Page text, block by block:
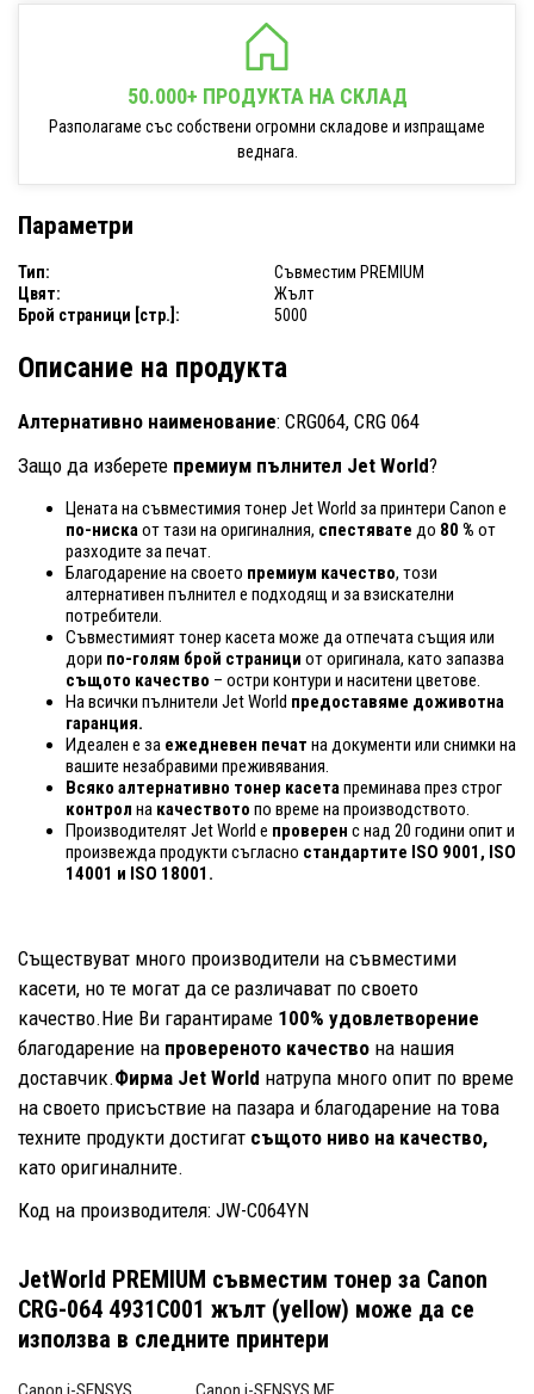
50.000+ ПРОДУКТА НА СКЛАД
Разполагаме със собствени огромни складове и изпращаме
веднага.
Параметри
Тип:
Съвместим PREMIUM
Цвят:
Жълт
Брой страници [стр.]:
5000
Описание на продукта
Алтернативно наименование: CRG064, CRG 064
Защо да изберете премиум пълнител Jet World?
Цената на съвместимия тонер Jet World за принтери Canon е
по-нискаот тази на оригиналния, спестявате до 80 % от
разходите за печат.
Благодарение на своето премиум качество, този
алтернативен пълнител е подходящ и за взискателни
потребители.
Съвместимият тонер касета може да отпечата същия или
дори по-голям брой страници от оригинала, като запазва
същото качество – остри контури и наситени цветове.
На всички пълнители Jet World предоставяме доживотна
гаранция.
Идеален е за ежедневен печат на документи или снимки на
вашите незабравими преживявания.
Всяко алтернативно тонер касетапреминава през строг
контрол на качеството по време на производството.
Производителят Jet World е проверен с над 20 години опит и
произвежда продукти съгласно стандартите ISO 9001, ISO
14001 и ISO 18001.
Съществуват много производители на съвместими
касети, но те могат да се различават по своето
качество.Ние Ви гарантираме 100% удовлетворение
благодарение на провереното качество на нашия
доставчик.Фирма Jet World натрупа много опит по време
на своето присъствие на пазара и благодарение на това
техните продукти достигат същото ниво на качество,
като оригиналните.
Код на производителя: JW-C064YN
JetWorld PREMIUM съвместим тонер за Canon
CRG-064 4931C001 жълт (yellow) може да се
използва в следните принтери